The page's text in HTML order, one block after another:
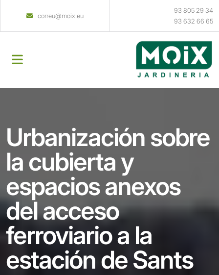
correu@moix.eu
93 805 29 34
93 632 66 65
Urbanización sobre
la cubierta y
espacios anexos
del acceso
ferroviario a la
estación de Sants